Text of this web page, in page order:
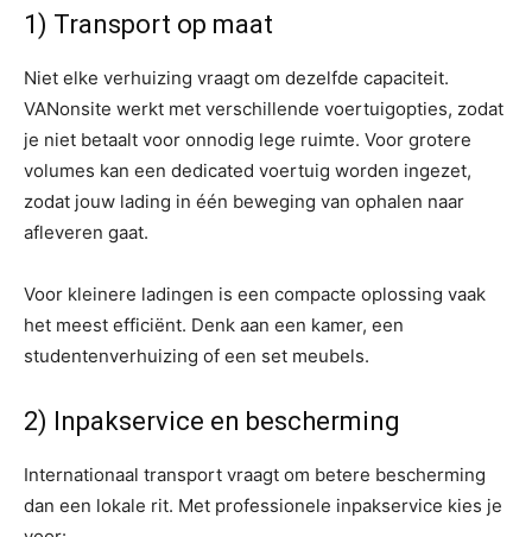
1) Transport op maat
Niet elke verhuizing vraagt om dezelfde capaciteit.
VANonsite werkt met verschillende voertuigopties, zodat
je niet betaalt voor onnodig lege ruimte. Voor grotere
volumes kan een dedicated voertuig worden ingezet,
zodat jouw lading in één beweging van ophalen naar
afleveren gaat.
Voor kleinere ladingen is een compacte oplossing vaak
het meest efficiënt. Denk aan een kamer, een
studentenverhuizing of een set meubels.
2) Inpakservice en bescherming
Internationaal transport vraagt om betere bescherming
dan een lokale rit. Met professionele inpakservice kies je